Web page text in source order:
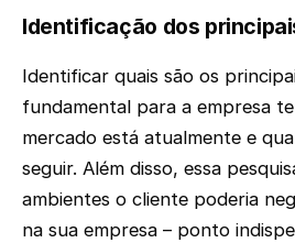
Identificação dos
Identificar quais são os
fundamental para a empresa
mercado está atualmente e
seguir. Além disso, essa
ambientes o cliente poderia
na sua empresa – ponto